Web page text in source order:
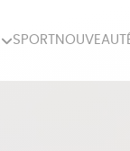
SPORT